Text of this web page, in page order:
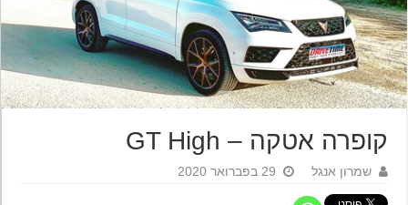
קופרה אטקה – GT High
שמרון אנגל 29 בפברואר 2020